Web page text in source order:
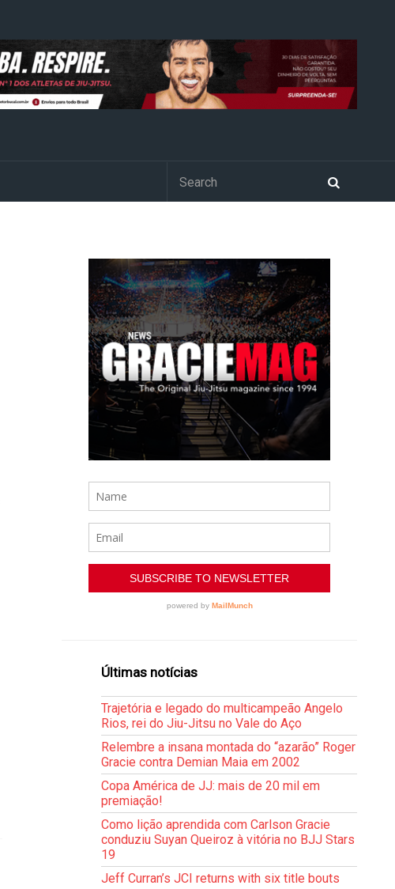
Últimas notícias
Trajetória e legado do multicampeão Angelo
Rios, rei do Jiu-Jitsu no Vale do Aço
Relembre a insana montada do “azarão” Roger
Gracie contra Demian Maia em 2002
Copa América de JJ: mais de 20 mil em
premiação!
Como lição aprendida com Carlson Gracie
conduziu Suyan Queiroz à vitória no BJJ Stars
19
Jeff Curran’s JCI returns with six title bouts